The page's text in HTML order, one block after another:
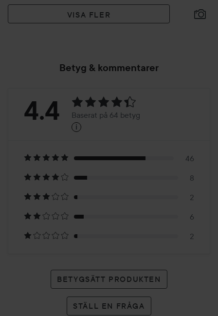
VISA FLER
Betyg & kommentarer
Betyg:
Baserat
på
64
betyg
4.4 Baserat på 64 betyg
i
46
8
2
6
2
BETYGSÄTT PRODUKTEN
STÄLL EN FRÅGA